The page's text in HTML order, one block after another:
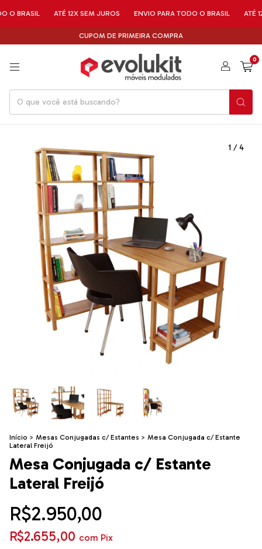
ATÉ 12X SEM JUROS ENVIO PARA TODO O BRASIL ATÉ 12X SEM
CUPOM DE PRIMEIRA COMPRA
0
1 /4
Início > Mesas Conjugadas c/ Estantes > Mesa Conjugada c/ Estante
Lateral Freijó
Mesa Conjugada c/ Estante
Lateral Freijó
R$2.950,00
R$2.655,00 com Pix